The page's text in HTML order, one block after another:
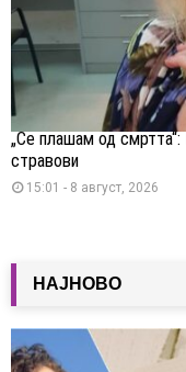
„Се плашам од смртта“:
стравови
15:01 - 8 август, 2026
НАЈНОВО